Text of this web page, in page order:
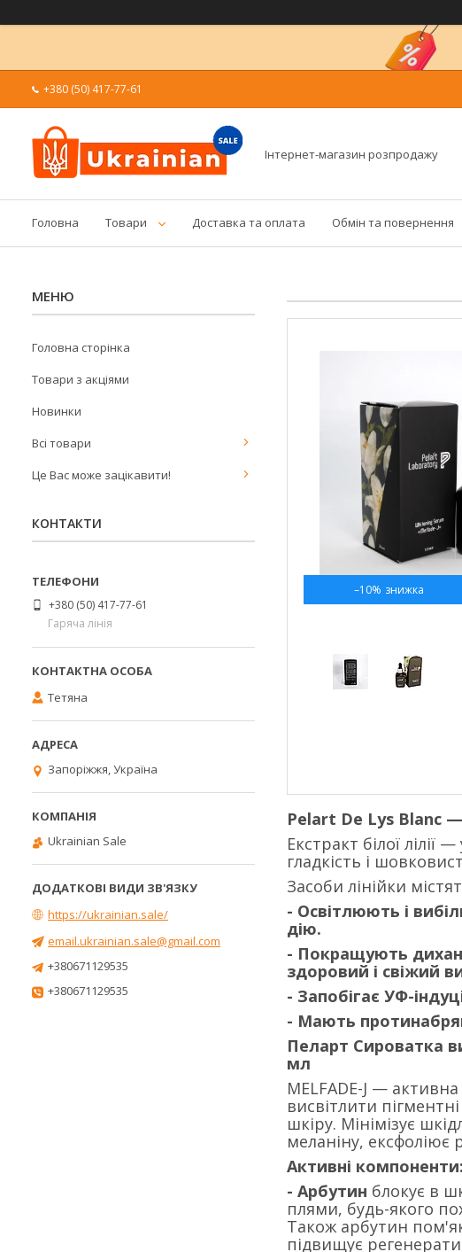
+380 (50) 417-77-61
Інтернет-магазин розпродажу
Головна Товари Доставка та оплата Обмін та повернення
–10%
Pelart De Lys Blanc
Екстракт білої
гладкість і
Засоби лінійки
- Освітлюють і
дію.
- Покращують
здоровий і свіжий
- Запобігає УФ-
- Мають
Пеларт Сироватка
мл
MELFADE-J —
висвітлити
шкіру. Мінімізує
меланіну, ексфоліює
Активні компоненти:
- Арбутин блокує в
плями, будь-якого
Також арбутин
підвищує
Головна сторінка
Товари з акціями
Новинки
Всі товари
Це Вас може зацікавити!
КОНТАКТИ
+380 (50) 417-77-61
Гаряча лінія
Тетяна
Запоріжжя, Україна
Ukrainian Sale
https://ukrainian.sale/
email.ukrainian.sale@gmail.com
+380671129535
+380671129535